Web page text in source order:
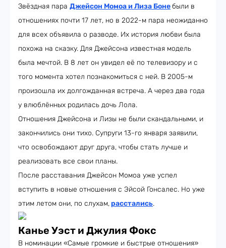
Звёздная пара Джейсон Момоа и Лиза Боне были в
отношениях почти 17 лет, но в 2022-м пара неожиданно
для всех объявила о разводе. Их история любви была
похожа на сказку. Для Джейсона известная модель
была мечтой. В 8 лет он увидел её по телевизору и с
того момента хотел познакомиться с ней. В 2005-м
произошла их долгожданная встреча. А через два года
у влюблённых родилась дочь Лола.
Отношения Джейсона и Лизы не были скандальными, и
закончились они тихо. Супруги 13-го января заявили,
что освобождают друг друга, чтобы стать лучше и
реализовать все свои планы.
После расставания Джейсон Момоа уже успел
вступить в новые отношения с Эйсой Гонсалес. Но уже
этим летом они, по слухам,расстались.
Канье Уэст и Джулия Фокс
В номинации «Самые громкие и быстрые отношения»